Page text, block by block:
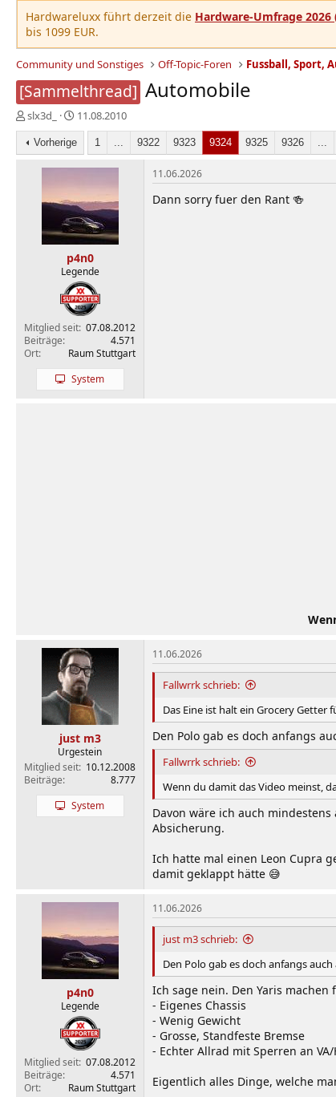
Hardwareluxx führt derzeit die Hardware-Umfrage
bis 1099 EUR.
Community und Sonstiges Off-Topic-Foren Fussball, Sport,
[Sammelthread] Automobile
E
r
s
t
slx3d_
E
r
s
t
e
l
l
t
a
m
11.08.2010
Vorherige 1 ... 9322 9323 9324 9325 9326 ...
p4n0
Legende
Mitglied seit 07.08.2012
Beiträge
4.571
Ort
Raum Stuttgart
System
11.06.2026
Dann sorry fuer den Rant 🍻
just m3
Urgestein
Mitglied seit 10.12.2008
Beiträge
8.777
System
11.06.2026
Fallwrrk schrieb:
Das Eine ist halt ein Grocery Getter
Den Polo gab es doch anfangs
Fallwrrk schrieb:
Wenn du damit das Video meinst,
Davon wäre ich auch
Absicherung.
Ich hatte mal einen Leon Cupra
damit geklappt hätte 😅
p4n0
Legende
Mitglied seit 07.08.2012
Beiträge
4.571
Ort
Raum Stuttgart
11.06.2026
just m3 schrieb:
Den Polo gab es doch anfangs
Ich sage nein. Den Yaris machen
- Eigenes Chassis
- Wenig Gewicht
- Grosse, Standfeste Bremse
- Echter Allrad mit Sperren an VA/
Eigentlich alles Dinge, welche